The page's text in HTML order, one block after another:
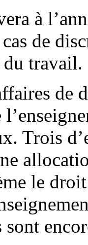
à
de
travail.
de
Trois
le
sont